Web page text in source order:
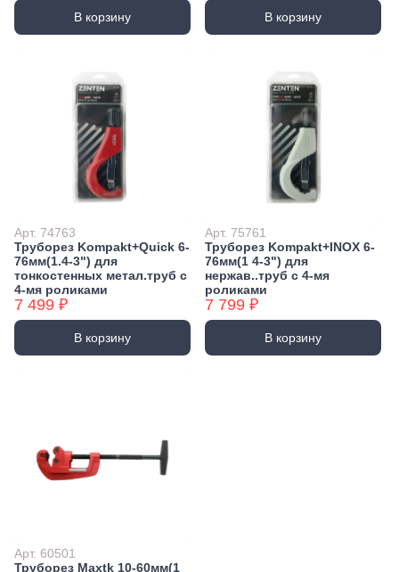
В корзину В корзину
Арт. 74763
Труборез Kompakt+Quick 6-
76мм(1.4-3") для
тонкостенных метал.труб с
4-мя роликами
7 499 ₽
В корзину
Арт. 75761
Труборез Kompakt+INOX 6-
76мм(1 4-3") для
нержав..труб с 4-мя
роликами
7 799 ₽
В корзину
Арт. 60501
Труборез Maxtk 10-60мм(1